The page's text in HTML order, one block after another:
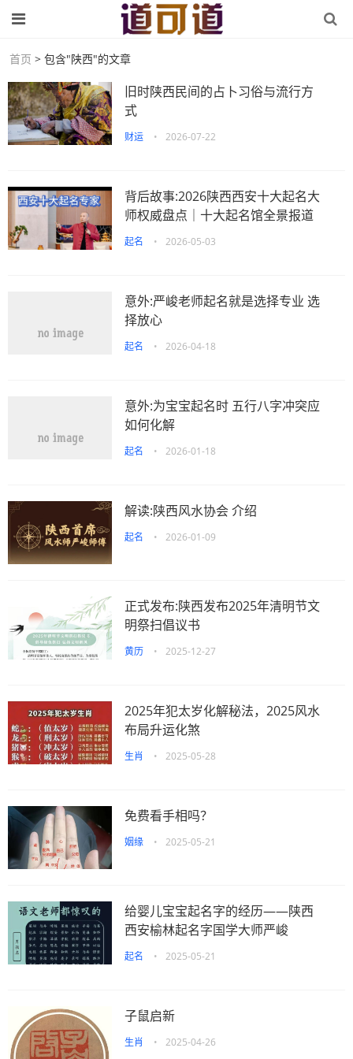
首页 > 包含"陕西"的文章
旧时陕西民间的占卜习俗与流行方
式
财运 • 2026-07-22
背后故事:2026陕西西安十大起名大
师权威盘点｜十大起名馆全景报道
起名 • 2026-05-03
意外:严峻老师起名就是选择专业 选
择放心
起名 • 2026-04-18
意外:为宝宝起名时 五行八字冲突应
如何化解
起名 • 2026-01-18
解读:陕西风水协会 介绍
起名 • 2026-01-09
正式发布:陕西发布2025年清明节文
明祭扫倡议书
黄历 • 2025-12-27
2025年犯太岁化解秘法，2025风水
布局升运化煞
生肖 • 2025-05-28
免费看手相吗？
姻缘 • 2025-05-21
给婴儿宝宝起名字的经历——陕西
西安榆林起名字国学大师严峻
起名 • 2025-05-21
子鼠启新
生肖 • 2025-04-26